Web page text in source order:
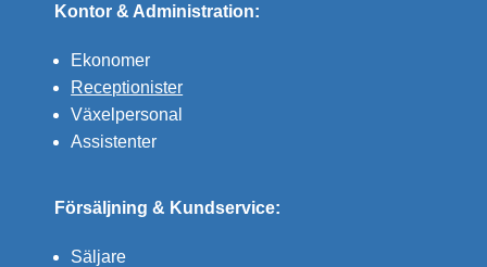
Kontor & Administration:
Ekonomer
Receptionister
Växelpersonal
Assistenter
Försäljning & Kundservice:
Säljare